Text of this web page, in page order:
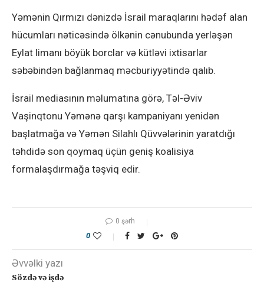
Yəmənin Qırmızı dənizdə İsrail maraqlarını hədəf alan
hücumları nəticəsində ölkənin cənubunda yerləşən
Eylat limanı böyük borclar və kütləvi ixtisarlar
səbəbindən bağlanmaq məcburiyyətində qalıb.
İsrail mediasının məlumatına görə, Təl-Əviv
Vaşinqtonu Yəmənə qarşı kampaniyanı yenidən
başlatmağa və Yəmən Silahlı Qüvvələrinin yaratdığı
təhdidə son qoymaq üçün geniş koalisiya
formalaşdırmağa təşviq edir.
0 şərh
0
Əvvəlki yazı
Sözdə və işdə